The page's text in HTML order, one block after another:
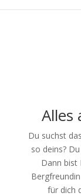
Alles
Du suchst
so deins?
Dann bist
für dich